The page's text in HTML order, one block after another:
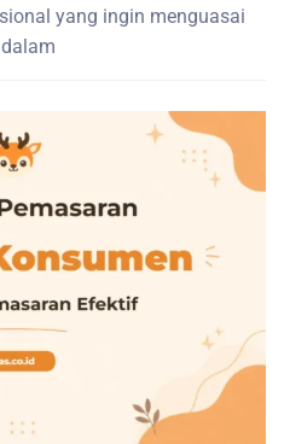
yang ingin menguasai